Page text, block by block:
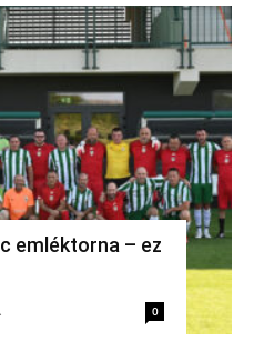
emléktorna – ez
0